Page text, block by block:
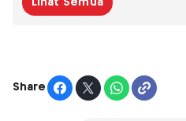
Lihat Semua
Share